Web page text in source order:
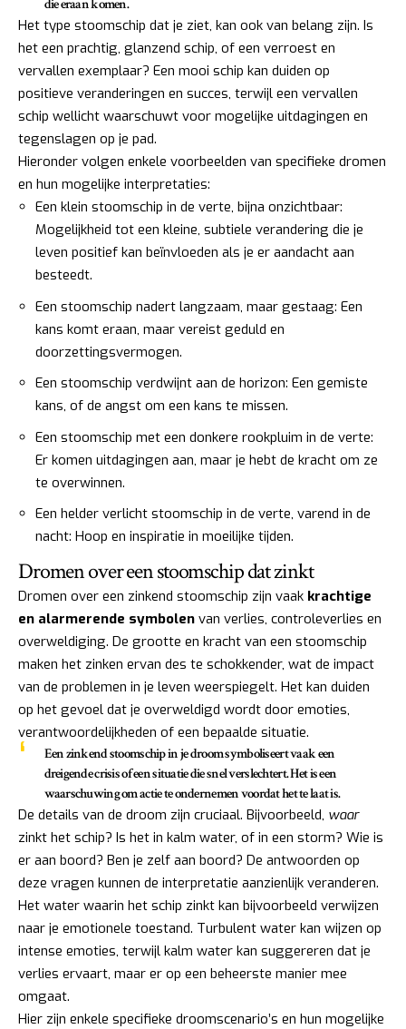
die eraan komen.
Het type stoomschip dat je ziet, kan ook van belang zijn. Is
het een prachtig, glanzend schip, of een verroest en
vervallen exemplaar? Een mooi schip kan duiden op
positieve veranderingen en succes, terwijl een vervallen
schip wellicht waarschuwt voor mogelijke uitdagingen en
tegenslagen op je pad.
Hieronder volgen enkele voorbeelden van specifieke dromen
en hun mogelijke interpretaties:
Een klein stoomschip in de verte, bijna onzichtbaar:
Mogelijkheid tot een kleine, subtiele verandering die je
leven positief kan beïnvloeden als je er aandacht aan
besteedt.
Een stoomschip nadert langzaam, maar gestaag: Een
kans komt eraan, maar vereist geduld en
doorzettingsvermogen.
Een stoomschip verdwijnt aan de horizon: Een gemiste
kans, of de angst om een kans te missen.
Een stoomschip met een donkere rookpluim in de verte:
Er komen uitdagingen aan, maar je hebt de kracht om ze
te overwinnen.
Een helder verlicht stoomschip in de verte, varend in de
nacht: Hoop en inspiratie in moeilijke tijden.
Dromen over een stoomschip dat zinkt
Dromen over een zinkend stoomschip zijn vaak krachtige
en alarmerende symbolen van verlies, controleverlies en
overweldiging. De grootte en kracht van een stoomschip
maken het zinken ervan des te schokkender, wat de impact
van de problemen in je leven weerspiegelt. Het kan duiden
op het gevoel dat je overweldigd wordt door emoties,
verantwoordelijkheden of een bepaalde situatie.
Een zinkend stoomschip in je droom symboliseert vaak een
dreigende crisis of een situatie die snel verslechtert. Het is een
waarschuwing om actie te ondernemen voordat het te laat is.
De details van de droom zijn cruciaal. Bijvoorbeeld, waar
zinkt het schip? Is het in kalm water, of in een storm? Wie is
er aan boord? Ben je zelf aan boord? De antwoorden op
deze vragen kunnen de interpretatie aanzienlijk veranderen.
Het water waarin het schip zinkt kan bijvoorbeeld verwijzen
naar je emotionele toestand. Turbulent water kan wijzen op
intense emoties, terwijl kalm water kan suggereren dat je
verlies ervaart, maar er op een beheerste manier mee
omgaat.
Hier zijn enkele specifieke droomscenario’s en hun mogelijke